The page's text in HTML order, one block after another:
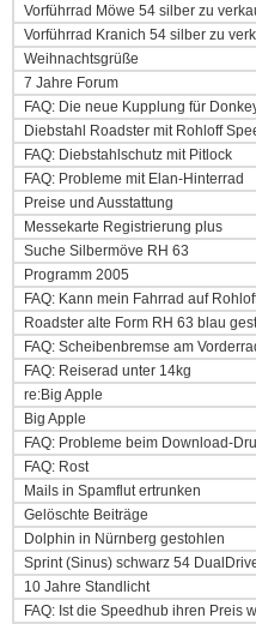
Vorführrad Möwe 54 silber zu
Vorführrad Kranich 54 silber zu
Weihnachtsgrüße
7 Jahre Forum
FAQ: Die neue Kupplung für
Diebstahl Roadster mit Rohloff
FAQ: Diebstahlschutz mit Pitlock
FAQ: Probleme mit Elan-Hinterrad
Preise und Ausstattung
Messekarte Registrierung plus
Suche Silbermöve RH 63
Programm 2005
FAQ: Kann mein Fahrrad auf
Roadster alte Form RH 63 blau
FAQ: Scheibenbremse am
FAQ: Reiserad unter 14kg
re:Big Apple
Big Apple
FAQ: Probleme beim Download-
FAQ: Rost
Mails in Spamflut ertrunken
Gelöschte Beiträge
Dolphin in Nürnberg gestohlen
Sprint (Sinus) schwarz 54
10 Jahre Standlicht
FAQ: Ist die Speedhub ihren Preis